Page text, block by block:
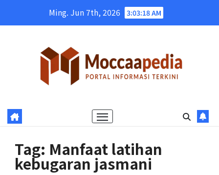
Ming. Jun 7th, 2026 3:03:19 AM
Tag: Manfaat latihan
kebugaran jasmani